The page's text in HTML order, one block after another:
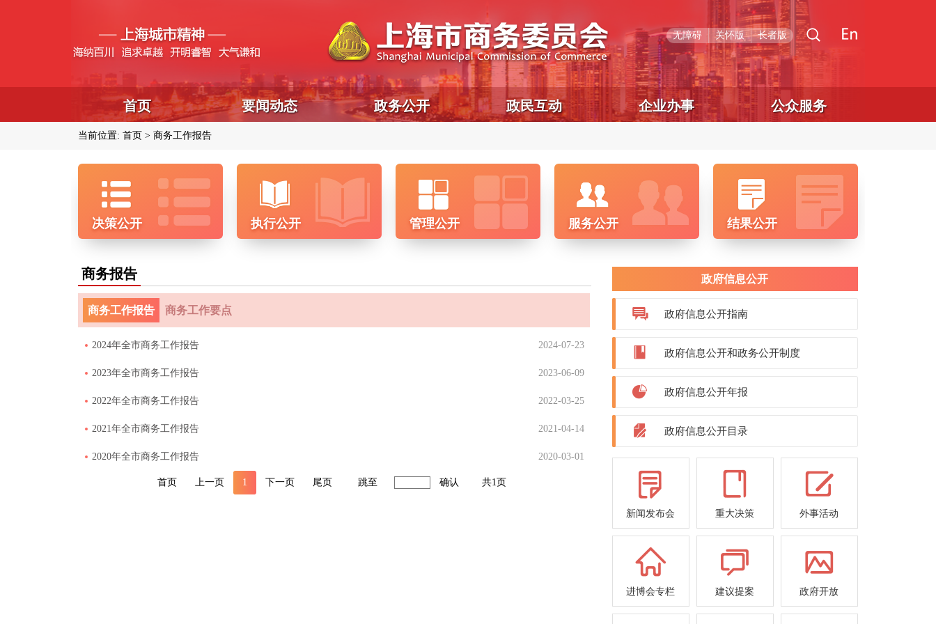
无障碍 关怀版 长者版
首页 要闻动态 政务公开 政民互动 企业办事 公众服务
当前位置: 首页 商务工作报告
决策公开 执行公开 管理公开 服务公开 结果公开
商务报告
商务工作报告 商务工作要点
2024年全市商务工作报告 2024-07-23
2023年全市商务工作报告 2023-06-09
2022年全市商务工作报告 2022-03-25
2021年全市商务工作报告 2021-04-14
2020年全市商务工作报告 2020-03-01
首页 上一页 1 下一页 尾页 跳至 确认 共1页
政府信息公开
政府信息公开指南
政府信息公开和政务公开制度
政府信息公开年报
政府信息公开目录
新闻发布会 重大决策 外事活动
进博会专栏 建议提案 政府开放